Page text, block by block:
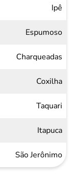
Ipê
Espumoso
Charqueadas
Coxilha
Taquari
Itapuca
São Jerônimo